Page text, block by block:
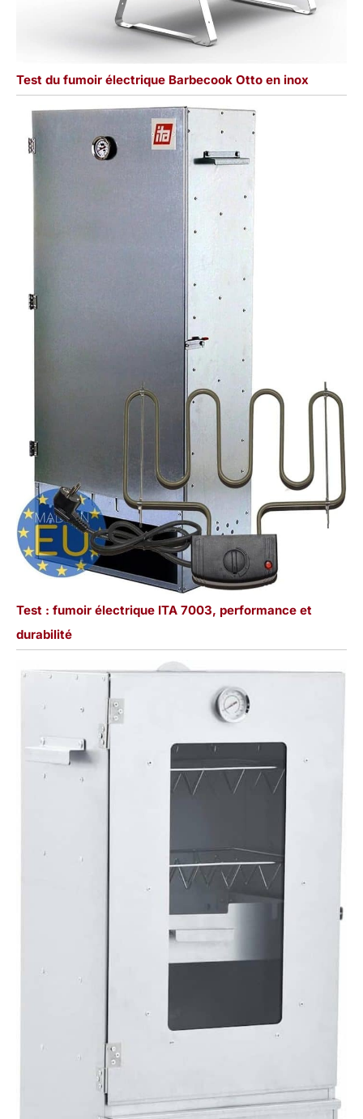
Test du fumoir électrique Barbecook Otto en inox
Test : fumoir électrique ITA 7003, performance et
durabilité